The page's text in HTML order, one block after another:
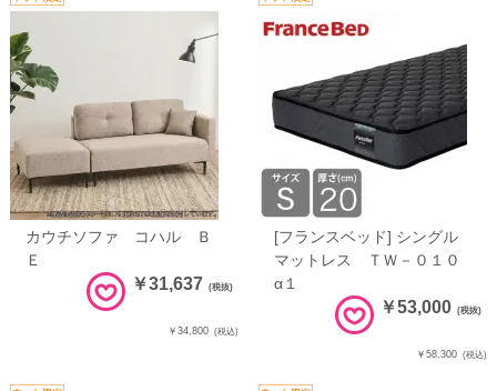
カウチソファ コハル Ｂ
Ｅ
￥31,637 (税抜)
￥34,800 (税込)
[フランスベッド] シングル
マットレス ＴＷ－０１０
α１
￥53,000 (税抜)
￥58,300 (税込)